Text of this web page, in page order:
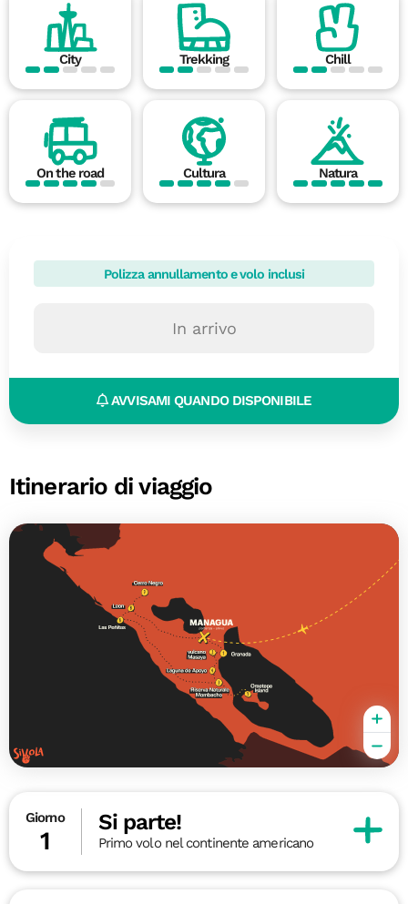
City Trekking Chill
On the road Cultura Natura
Polizza annullamento e volo inclusi
In arrivo
AVVISAMI QUANDO DISPONIBILE
Itinerario di viaggio
Giorno
1
Si parte!
Primo volo nel continente americano